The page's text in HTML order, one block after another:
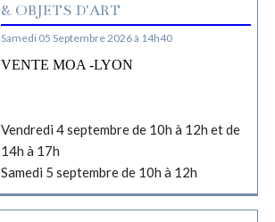
& OBJETS D'ART
Samedi 05 Septembre 2026 à 14h40
VENTE MOA -LYON
Vendredi 4 septembre de 10h à 12h et de
14h à 17h
Samedi 5 septembre de 10h à 12h